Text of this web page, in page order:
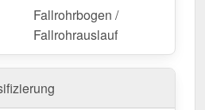
Fallrohrbogen /
Fallrohrauslauf